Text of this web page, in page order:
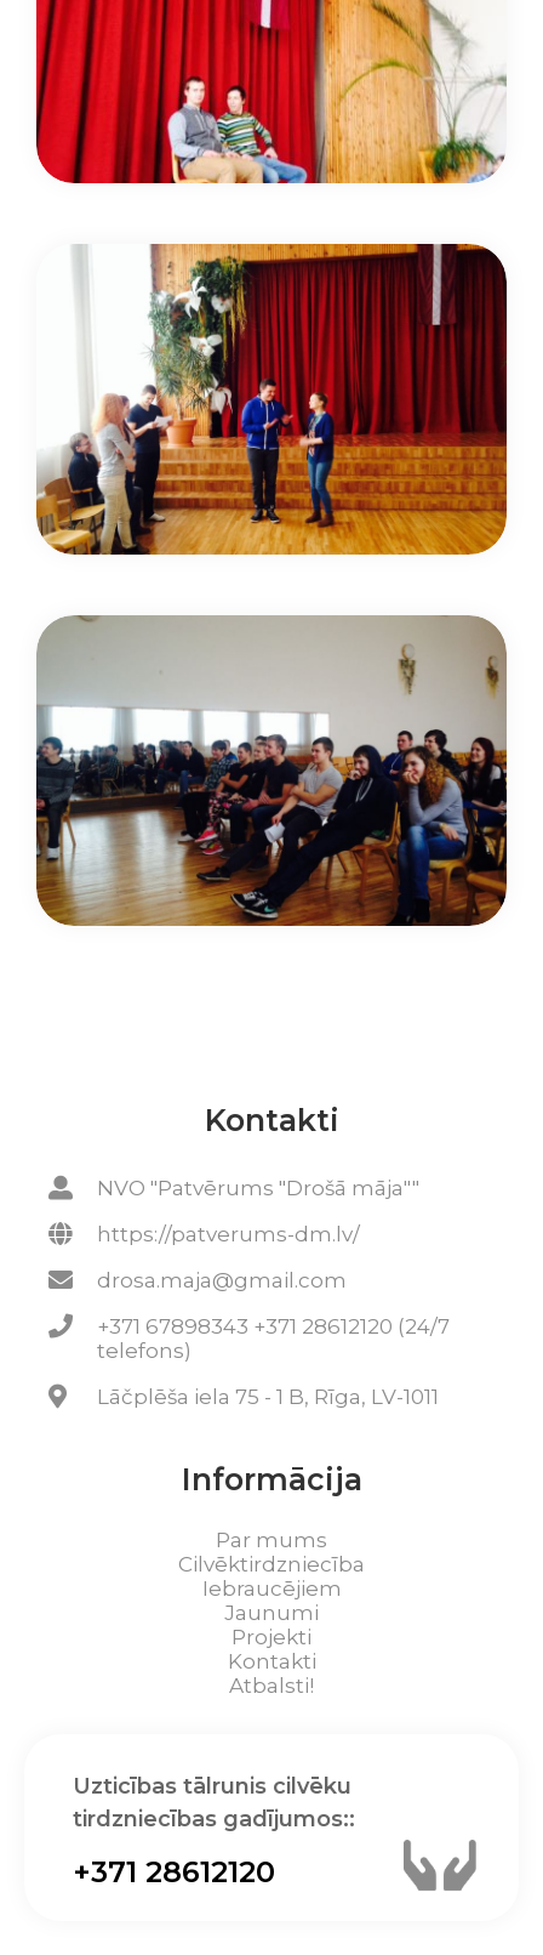
Kontakti
NVO "Patvērums "Drošā māja""
https://patverums-dm.lv/
drosa.maja@gmail.com
+371 67898343 +371 28612120 (24/7
telefons)
Lāčplēša iela 75 - 1 B, Rīga, LV-1011
Informācija
Par mums
Cilvēktirdzniecība
Iebraucējiem
Jaunumi
Projekti
Kontakti
Atbalsti!
Uzticības tālrunis cilvēku
tirdzniecības gadījumos::
+371 28612120